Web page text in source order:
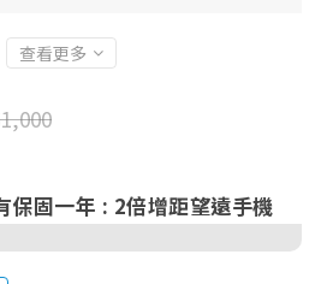
查看更多
保固一年 : 2倍增距望遠手機